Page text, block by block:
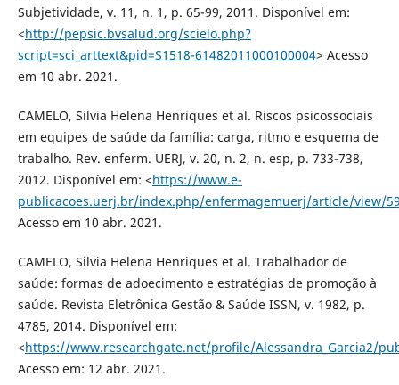
Subjetividade, v. 11, n. 1, p. 65-99, 2011. Disponível em:
<http://pepsic.bvsalud.org/scielo.php?
script=sci_arttext&pid=S1518-61482011000100004> Acesso
em 10 abr. 2021.
CAMELO, Silvia Helena Henriques et al. Riscos psicossociais
em equipes de saúde da família: carga, ritmo e esquema de
trabalho. Rev. enferm. UERJ, v. 20, n. 2, n. esp, p. 733-738,
2012. Disponível em: <https://www.e-
publicacoes.uerj.br/index.php/enfermagemuerj/article/view/
Acesso em 10 abr. 2021.
CAMELO, Silvia Helena Henriques et al. Trabalhador de
saúde: formas de adoecimento e estratégias de promoção à
saúde. Revista Eletrônica Gestão & Saúde ISSN, v. 1982, p.
4785, 2014. Disponível em:
<https://www.researchgate.net/profile/Alessandra_Garcia2/
Acesso em: 12 abr. 2021.